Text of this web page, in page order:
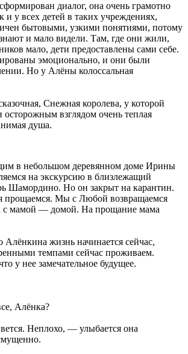
диалог, она очень грамотно
и у всех детей в таких учреждениях,
бытовыми, узкими понятиями, потому
и мало видели. Там, где они жили,
мало, дети предоставлены сами себе.
эмоционально, и они были
Но у Алёны колоссальная
Снежная королева, у которой
взглядом очень теплая
душа.
в небольшом деревянном доме Ирины
на экскурсию в близлежащий
Шамордино. Но он закрыт на карантин.
прощаемся. Мы с Любой возвращаемся
с мамой — домой. На прощание мама
жизнь начинается сейчас,
темпами сейчас проживаем.
у нее замечательное будущее.
Алёнка?
Неплохо, — улыбается она